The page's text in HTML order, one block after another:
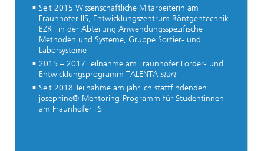
Seit 2015 Wissenschaftliche Mitarbeiterin am
Fraunhofer IIS, Entwicklungszentrum Röntgentechnik
EZRT in der Abteilung Anwendungsspezifische
Methoden und Systeme, Gruppe Sortier- und
Laborsysteme
2015 – 2017 Teilnahme am Fraunhofer Förder- und
Entwicklungsprogramm TALENTA start
Seit 2018 Teilnahme am jährlich stattfindenden
josephine®-Mentoring-Programm für Studentinnen
am Fraunhofer IIS